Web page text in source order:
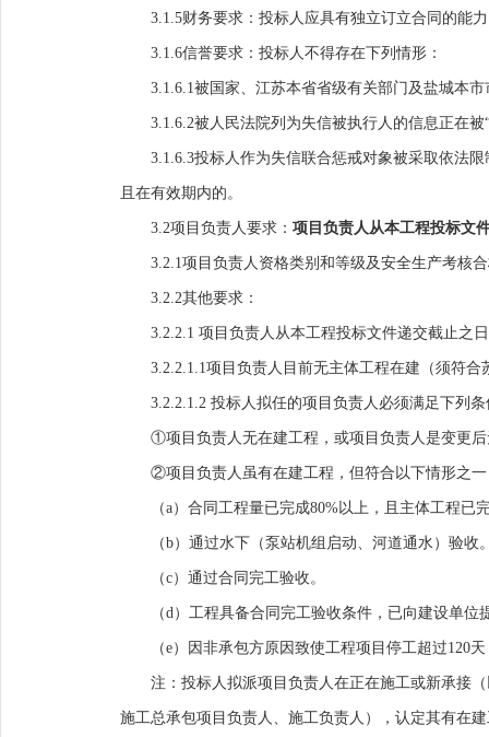
3.1.5财务要求： 投标人应具有独立订立合同的能
3.1.6信誉要求： 投标人不得存在下列情形：
3.1.6.1被国家、江苏本省省级有关部门及盐城本市
3.1.6.2被人民法院列为失信被执行人的信息正在被
3.1.6.3投标人作为失信联合惩戒对象被采取依法
且在有效期内的。
3.2项目负责人要求： 项目负责人从本工程投标文
3.2.1项目负责人资格类别和等级及安全生产考核
3.2.2其他要求：
3.2.2.1 项目负责人从本工程投标文件递交截止之
3.2.2.1.1项目负责人目前无主体工程在建（须符合
3.2.2.1.2 投标人拟任的项目负责人必须满足下列
①项目负责人无在建工程，或项目负责人是变更
②项目负责人虽有在建工程，但符合以下情形之
（a）合同工程量已完成80%以上，且主体工程已
（b）通过水下（泵站机组启动、河道通水）验收
（c）通过合同完工验收。
（d）工程具备合同完工验收条件，已向建设单
（e）因非承包方原因致使工程项目停工超过120
注：投标人拟派项目负责人在正在施工或新承接
施工总承包项目负责人、施工负责人），认定其有在